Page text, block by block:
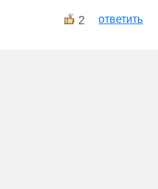
2 ответить